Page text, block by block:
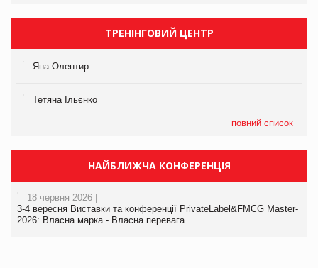
ТРЕНІНГОВИЙ ЦЕНТР
Яна Олентир
Тетяна Ільєнко
повний список
НАЙБЛИЖЧА КОНФЕРЕНЦІЯ
18 червня 2026 |
3-4 вересня Виставки та конференції PrivateLabel&FMCG Master-
2026: Власна марка - Власна перевага